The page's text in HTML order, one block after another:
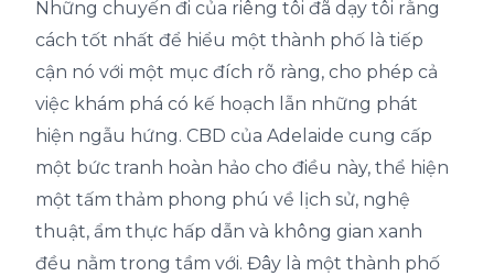
Những chuyến đi của riêng tôi đã dạy tôi rằng
cách tốt nhất để hiểu một thành phố là tiếp
cận nó với một mục đích rõ ràng, cho phép cả
việc khám phá có kế hoạch lẫn những phát
hiện ngẫu hứng. CBD của Adelaide cung cấp
một bức tranh hoàn hảo cho điều này, thể hiện
một tấm thảm phong phú về lịch sử, nghệ
thuật, ẩm thực hấp dẫn và không gian xanh
đều nằm trong tầm với. Đây là một thành phố